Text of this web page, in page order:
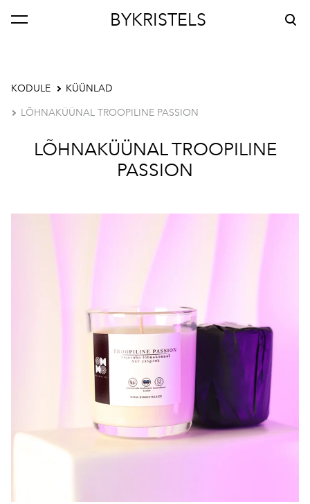
BYKRISTELS
lisati ostukorvi. Vaata ostukorvi
KODULE KÜÜNLAD
LÕHNAKÜÜNAL TROOPILINE PASSION
LÕHNAKÜÜNAL TROOPILINE
PASSION